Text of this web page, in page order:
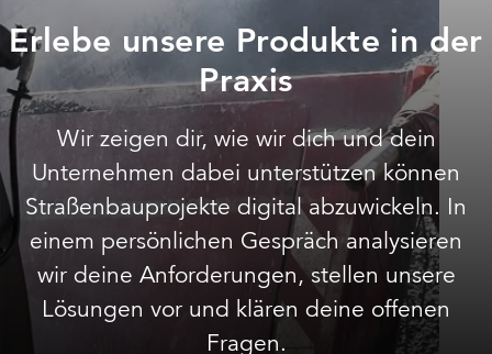
Erlebe unsere Produkte in der
Praxis
Wir zeigen dir, wie wir dich und dein
Unternehmen dabei unterstützen können
Straßenbauprojekte digital abzuwickeln. In
einem persönlichen Gespräch analysieren
wir deine Anforderungen, stellen unsere
Lösungen vor und klären deine offenen
Fragen.